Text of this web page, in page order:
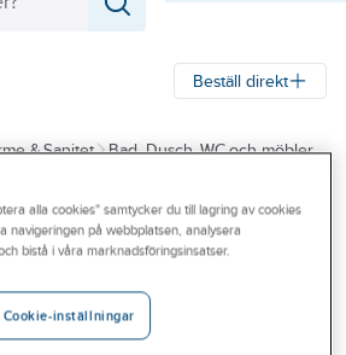
Beställ direkt
& Sanitet
Bad, Dusch, WC och möbler
ORAS
Duschset
Apollo 540,
542 Oras
alla cookies" samtycker du till lagring av cookies
navigeringen på webbplatsen, analysera
bistå i våra marknadsföringsinsatser.
Cookie-inställningar